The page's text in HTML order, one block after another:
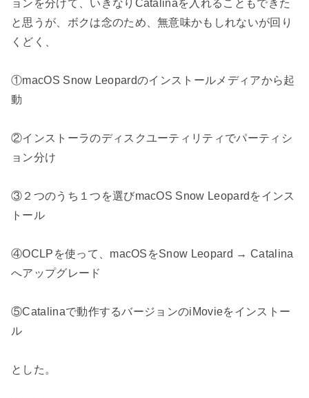
ョンを分けて、いきなりCatalinaを入れることもできた
と思うが、ボクは念のため、無意味かもしれないが回り
くどく、
①macOS Snow Leopardのインストールメディアから起
動
②インストーラのディスクユーティリティでパーティシ
ョン分け
③２つのうち１つを選びmacOS Snow Leopardをインス
トール
④OCLPを使って、macOSをSnow Leopard → Catalina
へアップグレード
⑤Catalinaで動作するバージョンのiMovieをインストー
ル
とした。